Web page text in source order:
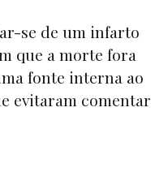
se de um infarto
que a morte fora
fonte interna ao
evitaram comentar